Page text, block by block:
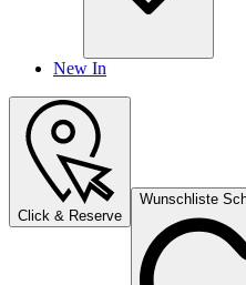
New In
Click & Reserve
Wunschliste